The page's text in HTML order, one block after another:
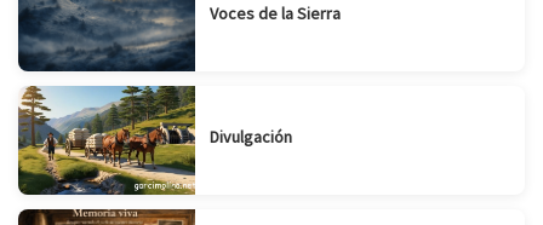
Voces de la Sierra
Divulgación